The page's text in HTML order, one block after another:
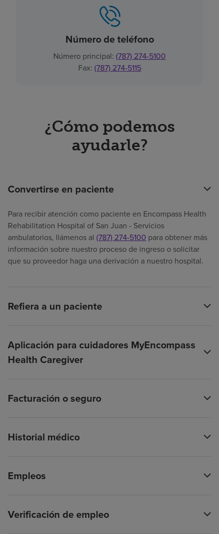
Número de teléfono
Número principal: (787) 274-5100
Fax: (787) 274-5115
¿Cómo podemos
ayudarle?
Convertirse en paciente
Para recibir atención como paciente en Encompass Health
Rehabilitation Hospital of San Juan - Servicios
ambulatorios, llámenos al (787) 274-5100 para obtener más
información sobre nuestro proceso de ingreso o solicitar
que su proveedor haga una derivación a nuestro hospital.
Refiera a un paciente
Aplicación para cuidadores MyEncompass
Health Caregiver
Facturación o seguro
Historial médico
Empleos
Verificación de empleo